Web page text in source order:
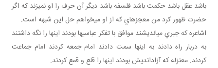
باشد عقل باشد حکمت باشد فلسفه باشد ديگر آن حرف را او نمي زند که اگر
حضرت ظهور کرد من معجزه اي که از او مي خواهم حل اين شبهه است.
اشاعره که جبري مي انديشند موافق با تفکر عباسي ها بودند اينها را نگه داشتند
به دربار راه دادند به اينها سمت دادند امام جمعه کردند امام جماعت
کردند. معتزله که آزادانديش بودند اينها را قلع و قمع کردند.